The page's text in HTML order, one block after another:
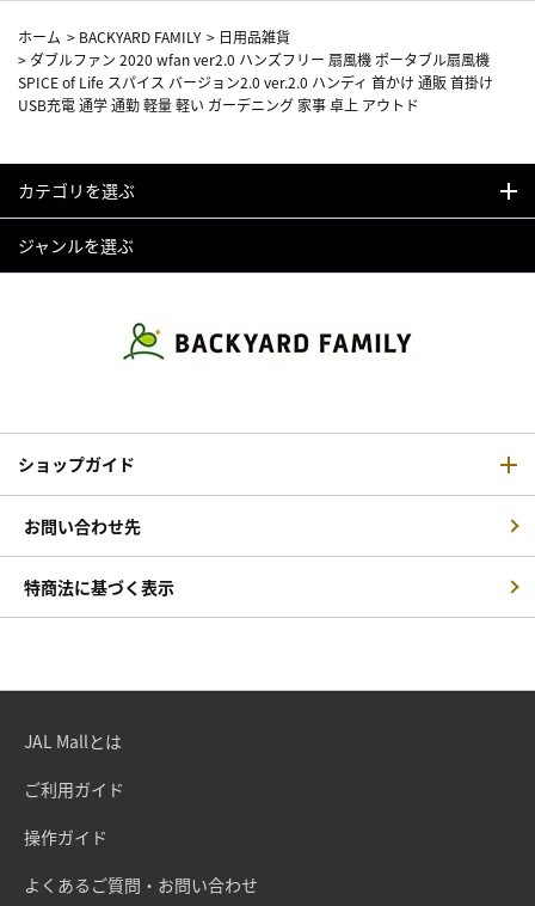
ホーム > BACKYARD FAMILY > 日用品雑貨
> ダブルファン 2020 wfan ver2.0 ハンズフリー 扇風機 ポータブル扇風機
SPICE of Life スパイス バージョン2.0 ver.2.0 ハンディ 首かけ 通販 首掛け
USB充電 通学 通勤 軽量 軽い ガーデニング 家事 卓上 アウトド
カテゴリを選ぶ
ジャンルを選ぶ
ショップガイド
お問い合わせ先
特商法に基づく表示
JAL Mallとは
ご利用ガイド
操作ガイド
よくあるご質問・お問い合わせ